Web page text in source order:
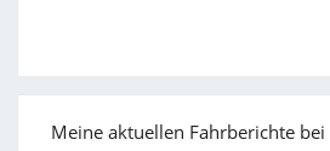
Meine aktuellen Fahrberichte bei